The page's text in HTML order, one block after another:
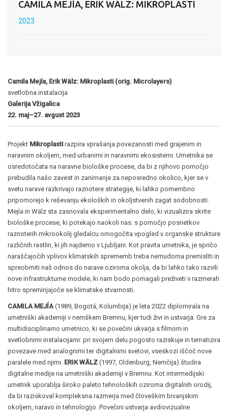
CAMILA MEJÍA, ERIK WÄLZ: MIKROPLASTI
2023
Camila Mejía, Erik Wälz: Mikroplasti (orig. Microlayers)
svetlobna instalacija
Galerija Vžigalica
22. maj–27. avgust 2023
Projekt Mikroplasti razpira vprašanja povezanosti med grajenim in
naravnim okoljem, med urbanimi in naravnimi ekosistemi. Umetnika se
osredotočata na naravne biološke procese, da bi z njihovo pomočjo
prebudila našo zavest in zanimanje za neposredno okolico, kjer se v
svetu narave razkrivajo raznotere strategije, ki lahko pomembno
pripomorejo k reševanju ekoloških in okoljstvenih zagat sodobnosti.
Mejía in Wälz sta zasnovala eksperimentalno delo, ki vizualizira skrite
biološke procese, ki potekajo naokoli nas: s pomočjo posnetkov
raznoterih mikrookolij gledalcu omogočita vpogled v organske strukture
različnih rastlin, ki jih najdemo v Ljubljani. Kot pravita umetnika, je spričo
naraščajočih vplivov klimatskih sprememb treba nemudoma premisliti in
spreobrniti naš odnos do narave oziroma okolja, da bi lahko tako razvili
nove infrastrukturne modele, ki nam bodo pomagali preživeti v razmerah
hitro spreminjajoče se klimatske stvarnosti.
CAMILA MEJÍA (1989, Bogotá, Kolumbija) je leta 2022 diplomirala na
umetniški akademiji v nemškem Bremnu, kjer tudi živi in ustvarja. Gre za
multidisciplinarno umetnico, ki se povečini ukvarja s filmom in
svetlobnimi instalacijami: pri svojem delu pogosto raziskuje in tematizira
povezave med analognimi ter digitalnimi svetovi, vseskozi iščoč nove
paralele med njimi. ERIK WÄLZ (1997, Oldenburg, Nemčija) študira
digitalne medije na umetniški akademiji v Bremnu. Kot intermedijski
umetnik uporablja široko paleto tehnoloških oziroma digitalnih orodij,
da bi raziskoval kompleksna razmerja med človeškim bivanjskim
okoljem, naravo in tehnologijo. Povečini ustvarja avdiovizualne